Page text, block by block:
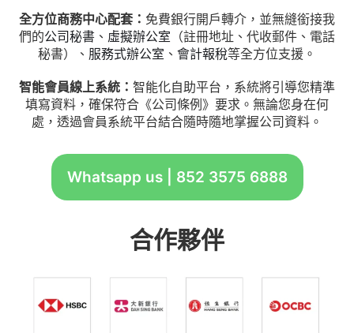
全方位商務中心配套： 免費銀行開戶轉介，並無縫銜接我
們的公司秘書 、 虛擬辦公室 （註冊地址、代收郵件、電話
秘書）、 服務式辦公室 、 會計報稅等全方位支援。
智能會員線上系統： 智能化自助平台，系統將引導您精準
填寫資料，確保符合《公司條例》要求。無論您身在何
處，透過會員系統平台結合隨時隨地掌握公司資料。
Whatsapp us | 852 3575 6888
合作夥伴